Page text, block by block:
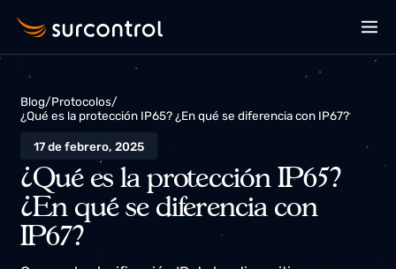
Blog/ Protocolos /
¿Qué es la protección IP65? ¿En qué se diferencia con IP67?
17 de febrero, 2025
¿Qué es la protección IP65?
¿En qué se diferencia con
IP67?